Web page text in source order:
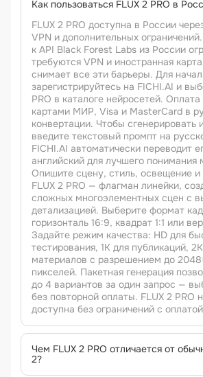
Как пользоваться FLUX 2 PRO в
FLUX 2 PRO доступна в России
VPN и дополнительных
к API Black Forest Labs из России
требуются VPN и иностранная
снимает все эти барьеры. Для
зарегистрируйтесь на FICHI.AI и
PRO в каталоге нейросетей.
картами МИР, Visa и MasterCard в
конвертации. Чтобы сгенерировать
введите текстовый промпт на
FICHI.AI автоматически переводит
английский для лучшего понимания
Опишите сцену, стиль, освещение и
FLUX 2 PRO — флагман линейки,
сложных многоэлементных сцен с
детализацией. Выберите формат
горизонталь 16:9, квадрат 1:1 или
Задайте режим качества: HD для
тестирования, 1K для публикаций,
материалов с разрешением до
пикселей. Пакетная генерация
до 4 вариантов за один запрос —
без повторной оплаты. FLUX 2 PRO
доступна без ограничений с
Чем FLUX 2 PRO отличается от
2?